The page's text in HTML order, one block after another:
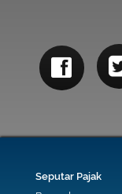
Seputar Pajak